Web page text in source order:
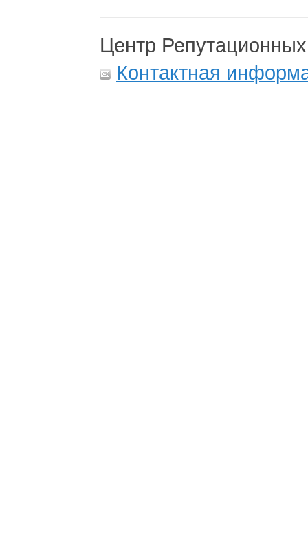
Центр
Контактная